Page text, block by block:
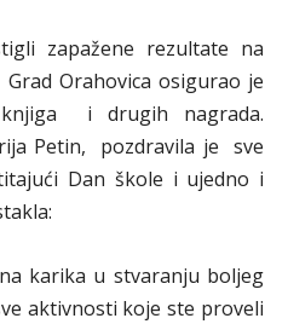
zapažene rezultate na
Orahovica osigurao je
i drugih nagrada.
Petin, pozdravila je sve
Dan škole i ujedno i
karika u stvaranju boljeg
aktivnosti koje ste proveli